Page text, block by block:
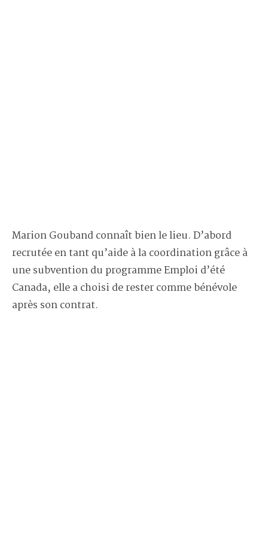
Marion Gouband connaît bien le lieu. D’abord
recrutée en tant qu’aide à la coordination grâce à
une subvention du programme Emploi d’été
Canada, elle a choisi de rester comme bénévole
après son contrat.